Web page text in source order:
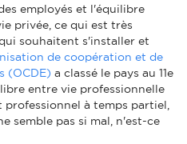
employés et l'équilibre
privée, ce qui est très
souhaitent s'installer et
de coopération et de
(OCDE) a classé le pays au 11e
entre vie professionnelle
à temps partiel,
semble pas si mal, n'est-ce